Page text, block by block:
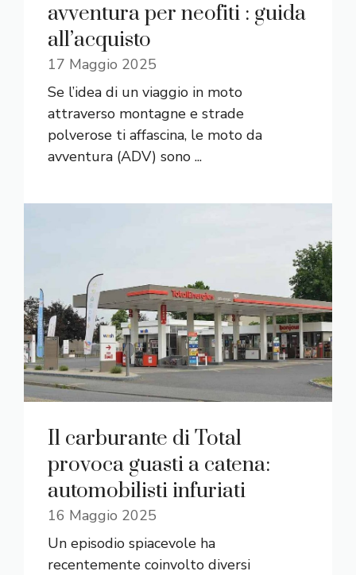
avventura per neofiti : guida
all’acquisto
17 Maggio 2025
Se l’idea di un viaggio in moto
attraverso montagne e strade
polverose ti affascina, le moto da
avventura (ADV) sono ...
Il carburante di Total
provoca guasti a catena:
automobilisti infuriati
16 Maggio 2025
Un episodio spiacevole ha
recentemente coinvolto diversi